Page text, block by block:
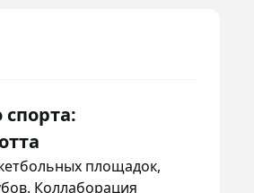
площадок,
Коллаборация